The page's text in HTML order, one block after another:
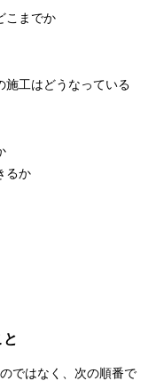
こまでか
施工はどうなっている
るか
ではなく、次の順番で